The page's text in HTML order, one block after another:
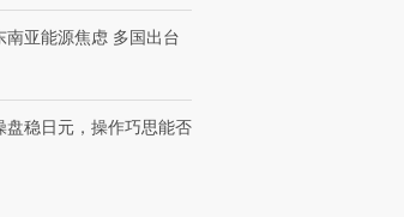
南亚能源焦虑 多国出台
盘稳日元，操作巧思能否